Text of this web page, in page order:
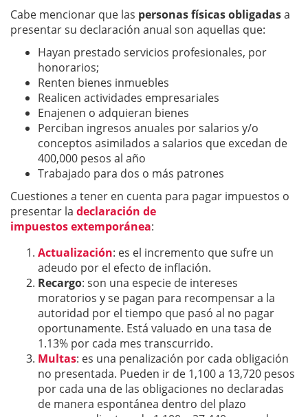
Cabe mencionar que las personas físicas obligadasa
presentar su declaración anual son aquellas que:
Hayan prestado servicios profesionales, por
honorarios;
Renten bienes inmuebles
Realicen actividades empresariales
Enajenen o adquieran bienes
Perciban ingresos anuales por salarios y/o
conceptos asimilados a salarios que excedan de
400,000 pesos al año
Trabajado para dos o más patrones
Cuestiones a tener en cuenta para pagar impuestos o
presentar la declaración de
impuestos extemporánea:
Actualización: es el incremento que sufre un
adeudo por el efecto de inflación.
Recargo: son una especie de intereses
moratorios y se pagan para recompensar a la
autoridad por el tiempo que pasó al no pagar
oportunamente. Está valuado en una tasa de
1.13% por cada mes transcurrido.
Multas: es una penalización por cada obligación
no presentada. Pueden ir de 1,100 a 13,720 pesos
por cada una de las obligaciones no declaradas
de manera espontánea dentro del plazo